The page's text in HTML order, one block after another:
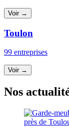
Voir →
Toulon
99 entreprises
Voir →
Nos